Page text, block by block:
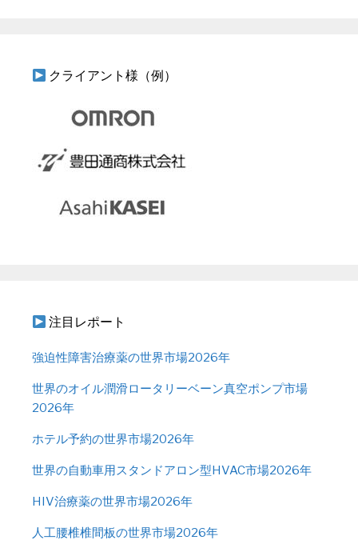
クライアント様（例）
注目レポート
強迫性障害治療薬の世界市場2026年
世界のオイル潤滑ロータリーベーン真空ポンプ市場
2026年
ホテル予約の世界市場2026年
世界の自動車用スタンドアロン型HVAC市場2026年
HIV治療薬の世界市場2026年
人工腰椎椎間板の世界市場2026年